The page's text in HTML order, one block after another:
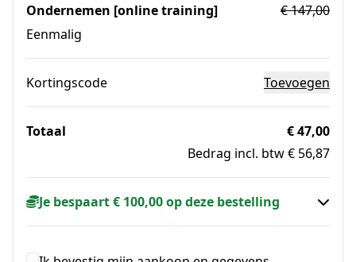
Ondernemen [online training]
Eenmalig
€ 147,00
Kortingscode Toevoegen
Totaal
€ 47,00
Bedrag incl. btw € 56,87
Je bespaart € 100,00 op deze bestelling